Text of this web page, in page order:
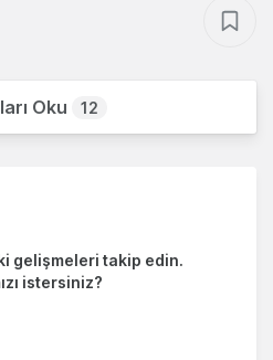
Oku 12
gelişmeleri takip edin.
istersiniz?